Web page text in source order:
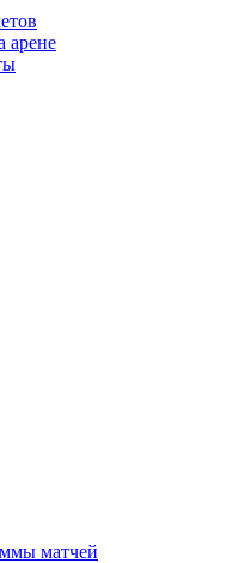
арене
матчей